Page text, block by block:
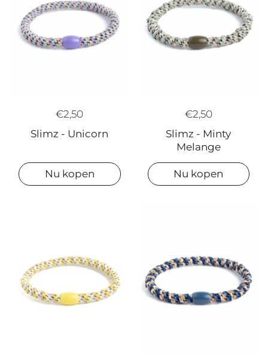
€2,50
Slimz - Unicorn
Nu kopen
€2,50
Slimz - Minty
Melange
Nu kopen